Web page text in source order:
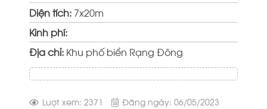
Diện tích: 7x20m
Kinh phí:
Địa chỉ: Khu phố biển Rạng Đông
Lượt xem: 2371 Đăng ngày: 06/05/2023